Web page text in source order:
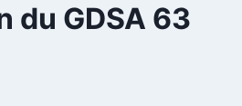
du GDSA 63